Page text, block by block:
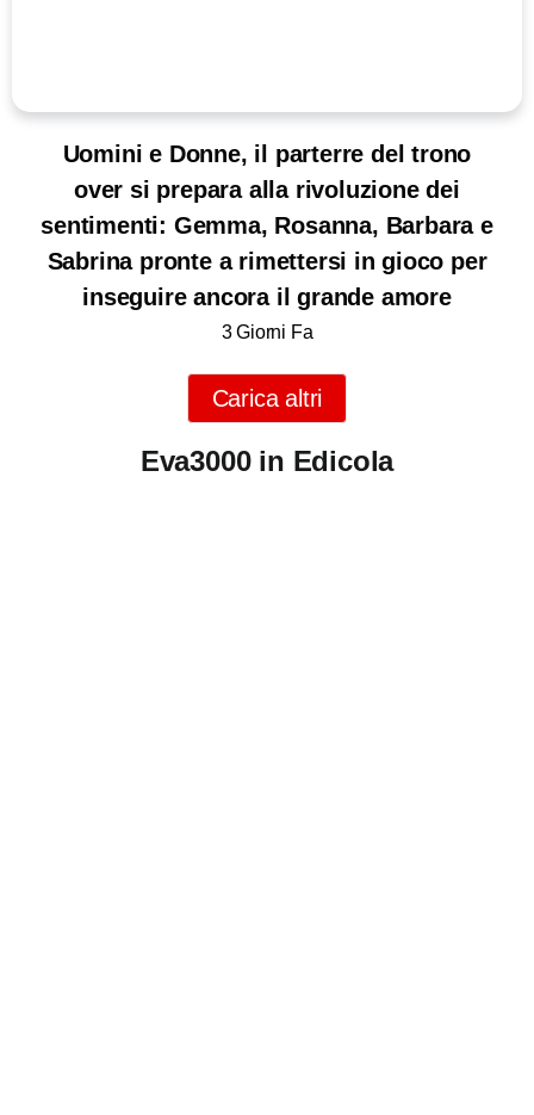
Uomini e Donne, il parterre del trono
over si prepara alla rivoluzione dei
sentimenti: Gemma, Rosanna, Barbara e
Sabrina pronte a rimettersi in gioco per
inseguire ancora il grande amore
3 Giorni Fa
Carica altri
Eva3000 in Edicola